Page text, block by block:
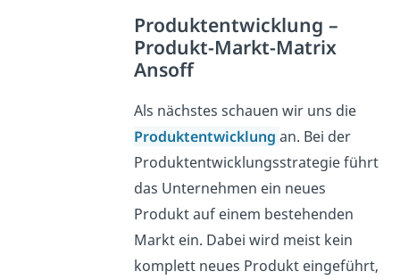
Produktentwicklung –
Produkt-Markt-Matrix
Ansoff
Als nächstes schauen wir uns die
Produktentwicklung an. Bei der
Produktentwicklungsstrategie führt
das Unternehmen ein neues
Produkt auf einem bestehenden
Markt ein. Dabei wird meist kein
komplett neues Produkt eingeführt,